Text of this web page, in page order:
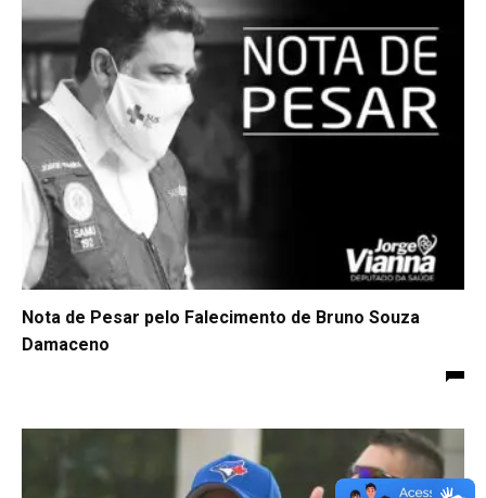
Nota de Pesar pelo Falecimento de Bruno Souza
Damaceno